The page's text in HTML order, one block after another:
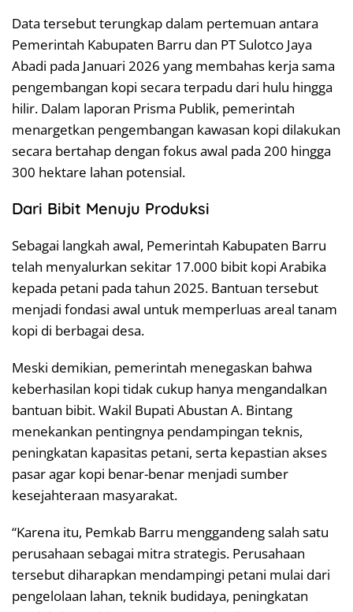
Data tersebut terungkap dalam pertemuan antara
Pemerintah Kabupaten Barru dan PT Sulotco Jaya
Abadi pada Januari 2026 yang membahas kerja sama
pengembangan kopi secara terpadu dari hulu hingga
hilir. Dalam laporan Prisma Publik, pemerintah
menargetkan pengembangan kawasan kopi dilakukan
secara bertahap dengan fokus awal pada 200 hingga
300 hektare lahan potensial.
Dari Bibit Menuju Produksi
Sebagai langkah awal, Pemerintah Kabupaten Barru
telah menyalurkan sekitar 17.000 bibit kopi Arabika
kepada petani pada tahun 2025. Bantuan tersebut
menjadi fondasi awal untuk memperluas areal tanam
kopi di berbagai desa.
Meski demikian, pemerintah menegaskan bahwa
keberhasilan kopi tidak cukup hanya mengandalkan
bantuan bibit. Wakil Bupati Abustan A. Bintang
menekankan pentingnya pendampingan teknis,
peningkatan kapasitas petani, serta kepastian akses
pasar agar kopi benar-benar menjadi sumber
kesejahteraan masyarakat.
“Karena itu, Pemkab Barru menggandeng salah satu
perusahaan sebagai mitra strategis. Perusahaan
tersebut diharapkan mendampingi petani mulai dari
pengelolaan lahan, teknik budidaya, peningkatan